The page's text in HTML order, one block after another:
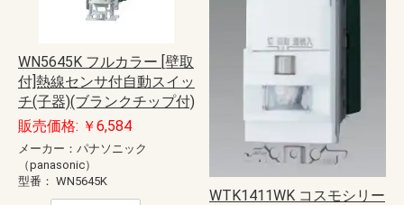
WN5645K フルカラー [壁取
付]熱線センサ付自動スイッ
チ(子器)(ブランクチップ付)
販売価格: ￥6,584
メーカー：パナソニック
（panasonic）
型番： WN5645K
WTK1411WK コスモシリー